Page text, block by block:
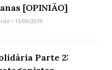
[OPINIÃO]
• 13/09/2019
Parte 2: